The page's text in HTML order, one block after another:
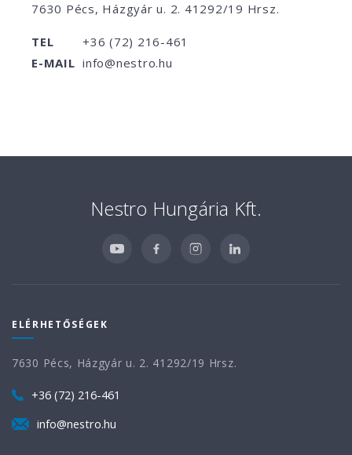
7630 Pécs, Házgyár u. 2. 41292/19 Hrsz.
TEL
+36 (72) 216-461
E-MAIL info@nestro.hu
Nestro Hungária Kft.
ELÉRHETŐSÉGEK
7630 Pécs, Házgyár u. 2. 41292/19 Hrsz.
+36 (72) 216-461
info@nestro.hu